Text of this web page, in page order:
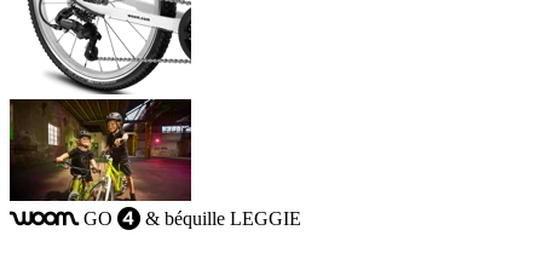
woom GO 4 & béquille LEGGIE